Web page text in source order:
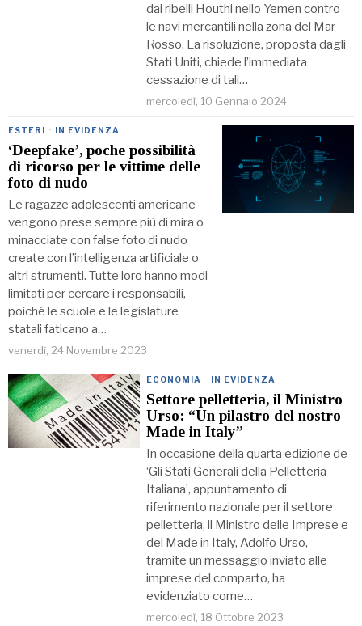
dai ribelli Houthi nello Yemen contro
le navi mercantili nella zona del Mar
Rosso. La risoluzione, proposta dagli
Stati Uniti, chiede l’immediata
cessazione di tali…
mercoledì, 10 Gennaio 2024
ESTERI · IN EVIDENZA
‘Deepfake’, poche possibilità
di ricorso per le vittime delle
foto di nudo
Le ragazze adolescenti americane
vengono prese sempre più di mira o
minacciate con false foto di nudo
create con l’intelligenza artificiale o
altri strumenti. Tutte loro hanno modi
limitati per cercare i responsabili,
poiché le scuole e le legislature
statali faticano a…
venerdì, 24 Novembre 2023
ECONOMIA · IN EVIDENZA
Settore pelletteria, il Ministro
Urso: “Un pilastro del nostro
Made in Italy”
In occasione della quarta edizione de
‘Gli Stati Generali della Pelletteria
Italiana’, appuntamento di
riferimento nazionale per il settore
pelletteria, il Ministro delle Imprese e
del Made in Italy, Adolfo Urso,
tramite un messaggio inviato alle
imprese del comparto, ha
evidenziato come…
mercoledì, 18 Ottobre 2023